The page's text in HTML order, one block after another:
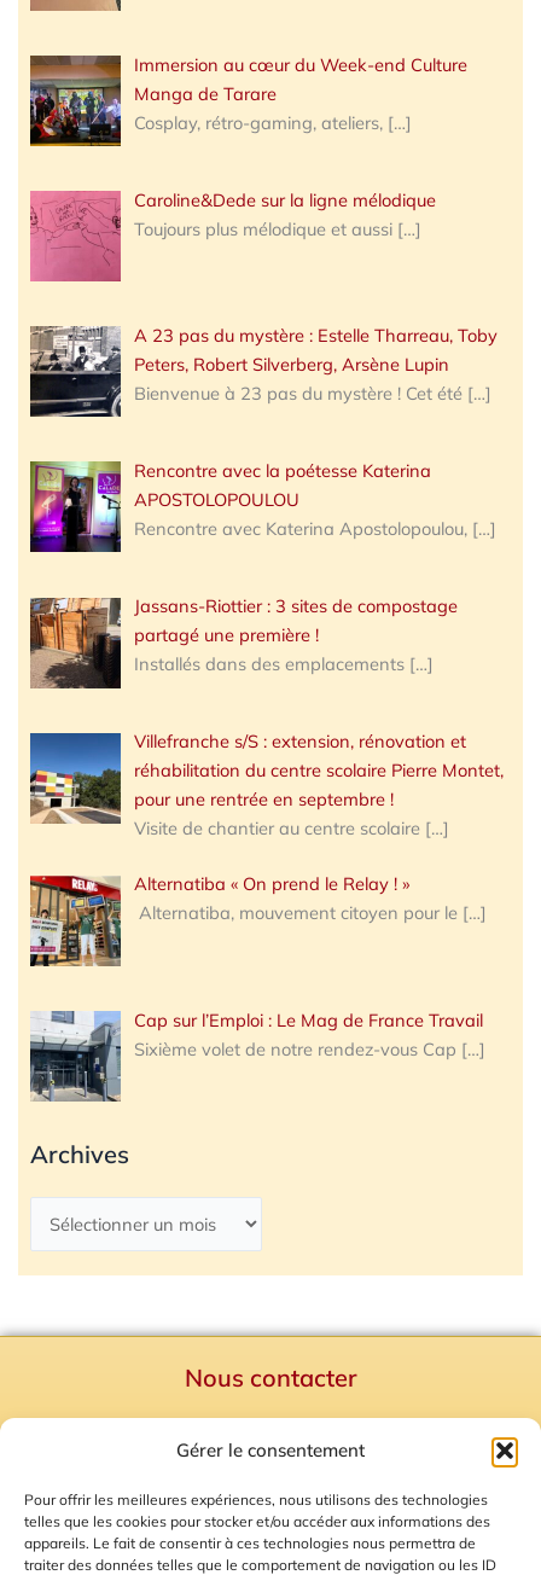
Gérer le consentement
Pour offrir les meilleures expériences, nous utilisons des technologies
telles que les cookies pour stocker et/ou accéder aux informations des
appareils. Le fait de consentir à ces technologies nous permettra de
traiter des données telles que le comportement de navigation ou les ID
Immersion au cœur du Week-end Culture
Manga de Tarare
Cosplay, rétro-gaming, ateliers, […]
Caroline&Dede sur la ligne mélodique
Toujours plus mélodique et aussi […]
A 23 pas du mystère : Estelle Tharreau, Toby
Peters, Robert Silverberg, Arsène Lupin
Bienvenue à 23 pas du mystère ! Cet été […]
Rencontre avec la poétesse Katerina
APOSTOLOPOULOU
Rencontre avec Katerina Apostolopoulou, […]
Jassans-Riottier : 3 sites de compostage
partagé une première !
Installés dans des emplacements […]
Villefranche s/S : extension, rénovation et
réhabilitation du centre scolaire Pierre Montet,
pour une rentrée en septembre !
Visite de chantier au centre scolaire […]
Alternatiba « On prend le Relay ! »
Alternatiba, mouvement citoyen pour le […]
Cap sur l’Emploi : Le Mag de France Travail
Sixième volet de notre rendez-vous Cap […]
Archives
Nous contacter
Mentions Légales
Plan du site
Gestion des Cookies